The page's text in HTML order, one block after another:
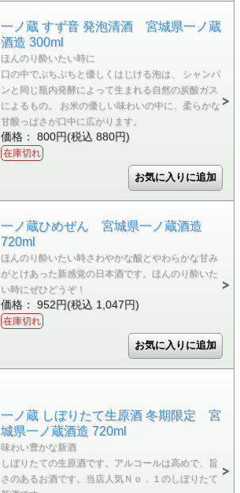
一ノ蔵 すず音 発泡清酒 宮城県一ノ蔵
酒造 300ml
ほんのり酔いたい時に
口の中でぷちぷちと優しくはじける泡は、 シャンパ
ンと同じ瓶内発酵によって生まれる自然の炭酸ガス
によるもの。 お米の優しい味わいの中に、柔らかな
甘酸っぱさが口中に広がります。
価格： 800円(税込 880円)
在庫切れ
一ノ蔵ひめぜん 宮城県一ノ蔵酒造
720ml
ほんのり酔いたい時さわやかな酸とやわらかな甘み
がとけあった新感覚の日本酒です。ほんのり酔いた
い時にぜひどうぞ！
価格： 952円(税込 1,047円)
在庫切れ
一ノ蔵 しぼりたて生原酒 冬期限定 宮
城県一ノ蔵酒造 720ml
味わい豊かな新酒
しぼりたての生原酒です。アルコールは高めで、旨
さのあるお酒です。当店人気Ｎｏ．１のしぼりたて